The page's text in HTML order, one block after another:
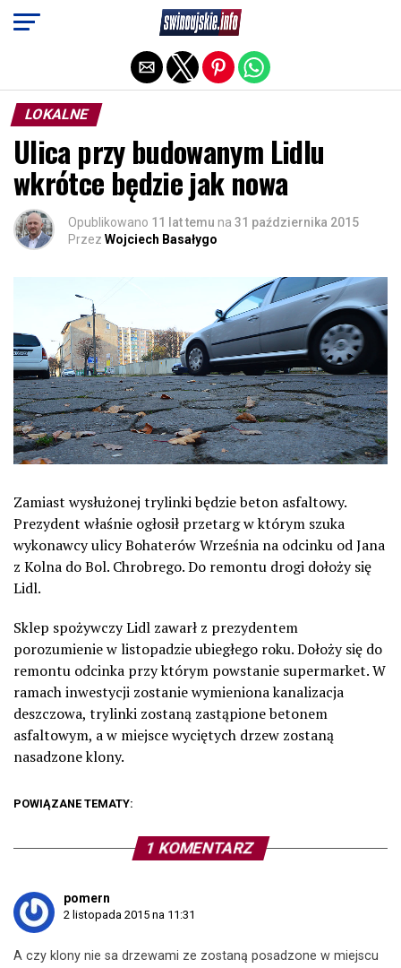
LOKALNE
Ulica przy budowanym Lidlu
wkrótce będzie jak nowa
Opublikowano 11 lat temu na 31 października 2015
Przez Wojciech Basałygo
Zamiast wysłużonej trylinki będzie beton asfaltowy.
Prezydent właśnie ogłosił przetarg w którym szuka
wykonawcy ulicy Bohaterów Września na odcinku od Jana
z Kolna do Bol. Chrobrego. Do remontu drogi dołoży się
Lidl.
Sklep spożywczy Lidl zawarł z prezydentem
porozumienie w listopadzie ubiegłego roku. Dołoży się do
remontu odcinka przy którym powstanie supermarket. W
ramach inwestycji zostanie wymieniona kanalizacja
deszczowa, trylinki zostaną zastąpione betonem
asfaltowym, a w miejsce wyciętych drzew zostaną
nasadzone klony.
POWIĄZANE TEMATY:
1 KOMENTARZ
pomern
2 listopada 2015 na 11:31
A czy klony nie sa drzewami ze zostaną posadzone w miejscu
Exit mobile version